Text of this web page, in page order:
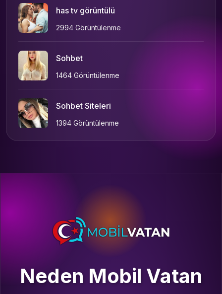
has tv görüntülü
2994 Görüntülenme
Sohbet
1464 Görüntülenme
Sohbet Siteleri
1394 Görüntülenme
Neden Mobil Vatan